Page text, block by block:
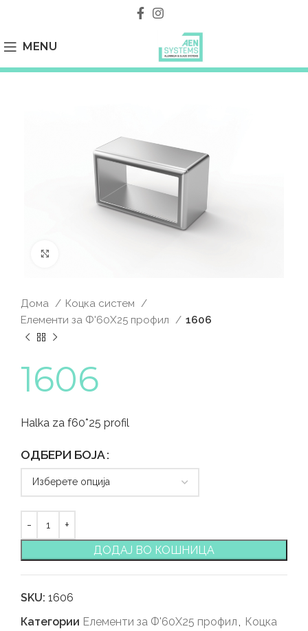
MENU
Дома
Коцка систем
Елементи за Ф'60Х25 профил
1606
1606
Halka za f60*25 profil
ОДБЕРИ БОЈА
ДОДАЈ ВО КОШНИЦА
SKU: 1606
Категории Елементи за Ф'60Х25 профил
Коцка